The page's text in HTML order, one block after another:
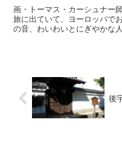
画・トーマス・カーシュナー
旅に出ていて、ヨーロッパで
の音、わいわいとにぎやかな
後